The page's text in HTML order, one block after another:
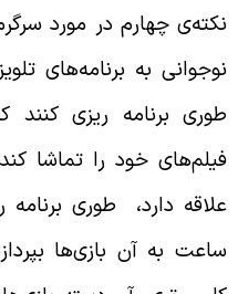
چهارم در مورد
به برنامه‌های
برنامه ریزی کنند
خود را تماشا کند
دارد، طوری برنامه
به آن بازی‌ها